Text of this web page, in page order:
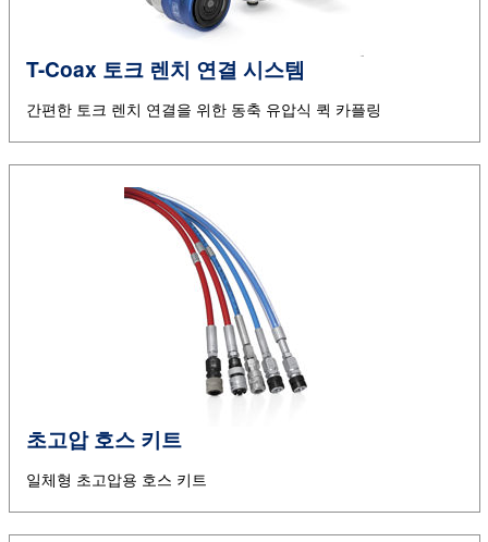
T-Coax 토크 렌치 연결 시스템
간편한 토크 렌치 연결을 위한 동축 유압식 퀵 카플링
초고압 호스 키트
일체형 초고압용 호스 키트